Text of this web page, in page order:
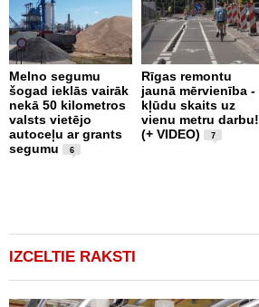
Melno segumu
šogad ieklās vairāk
nekā 50 kilometros
valsts vietējo
autoceļu ar grants
segumu
6
Rīgas remontu
jaunā mērvienība -
kļūdu skaits uz
vienu metru darbu!
(+ VIDEO)
7
IZCELTIE RAKSTI